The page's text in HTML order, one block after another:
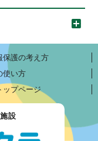
保護の考え方
使い方
ップページ
設